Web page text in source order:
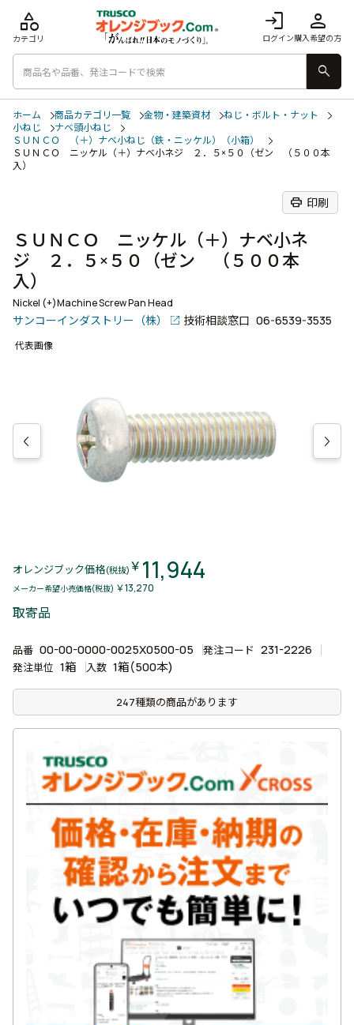
login
ログイン
person
購入希望の方
category
カテゴリ
search
ホーム 商品カテゴリ一覧 金物・建築資材
ねじ・ボルト・ナット
小ねじ
ナベ頭小ねじ
ＳＵＮＣＯ （＋）ナベ小ねじ（鉄・ニッケル）（小箱）
ＳＵＮＣＯ ニッケル（＋）ナベ小ネジ ２．５×５０（ゼン （５００本
入）
print 印刷
ＳＵＮＣＯ ニッケル（＋）ナベ小ネ
ジ ２．５×５０（ゼン （５００本
入）
Nickel (+)Machine Screw Pan Head
サンコーインダストリー（株） 技術相談窓口 06-6539-3535
代表画像
オレンジブック価格(税抜) ￥ 11,944
メーカー希望小売価格(税抜) ￥13,270
取寄品
品番 00-00-0000-0025X0500-05 発注コード 231-2226
発注単位 1箱 入数 1箱(500本)
247種類の商品があります